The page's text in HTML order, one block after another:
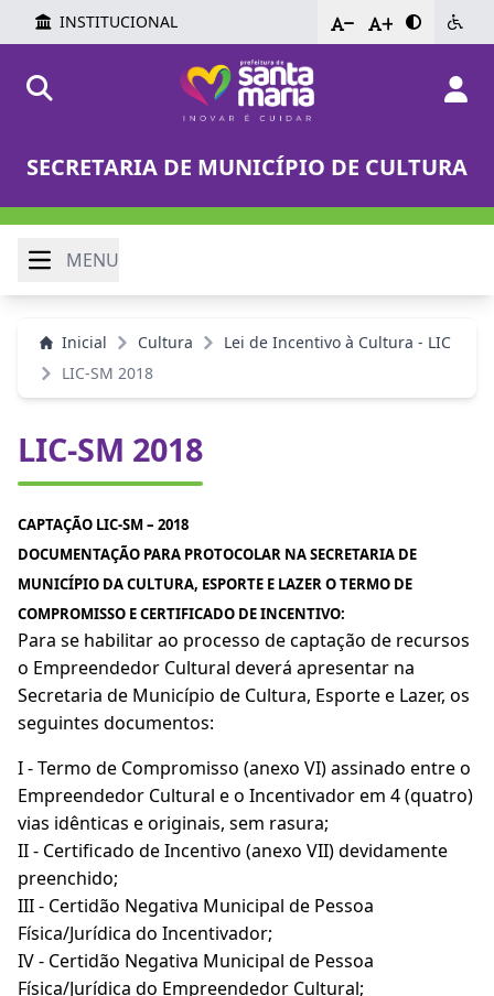
INSTITUCIONAL - +
SECRETARIA DE MUNICÍPIO DE CULTURA
MENU
Inicial Cultura
Lei de Incentivo à Cultura - LIC
LIC-SM 2018
LIC-SM 2018
CAPTAÇÃO LIC-SM – 2018
DOCUMENTAÇÃO PARA PROTOCOLAR NA SECRETARIA DE
MUNICÍPIO DA CULTURA, ESPORTE E LAZER O TERMO DE
COMPROMISSO E CERTIFICADO DE INCENTIVO:
Para se habilitar ao processo de captação de recursos
o Empreendedor Cultural deverá apresentar na
Secretaria de Município de Cultura, Esporte e Lazer, os
seguintes documentos:
I - Termo de Compromisso (anexo VI) assinado entre o
Empreendedor Cultural e o Incentivador em 4 (quatro)
vias idênticas e originais, sem rasura;
II - Certificado de Incentivo (anexo VII) devidamente
preenchido;
III - Certidão Negativa Municipal de Pessoa
Física/Jurídica do Incentivador;
IV - Certidão Negativa Municipal de Pessoa
Física/Jurídica do Empreendedor Cultural;